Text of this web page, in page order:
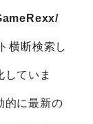
横断検索し
ていま
的に最新の